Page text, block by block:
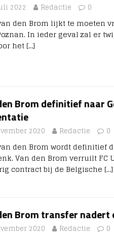
2022 Redactie 0
den Brom lijkt te moeten
In ieder geval zal er
het[…]
Brom definitief naar
2020 Redactie 0
den Brom wordt definitief
Van den Brom verruilt FC
contract bij de Belgische […]
Brom transfer
2020 Redactie 0